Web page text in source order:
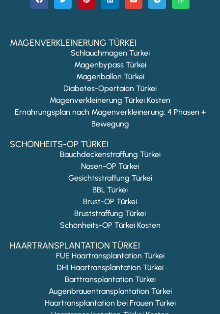
MAGENVERKLEINERUNG TÜRKEI
Schlauchmagen Türkei
Magenbypass Türkei
Magenballon Türkei
Diabetes-Opertaion Türkei
Magenverkleinerung Türkei Kosten
Ernährungsplan nach Magenverkleinerung: 4 Phasen +
Bewegung
SCHÖNHEITS-OP TÜRKEI
Bauchdeckenstraffung Türkei
Nasen-OP Türkei
Gesichtsstraffung Türkei
BBL Türkei
Brust-OP Türkei
Bruststraffung Türkei
Schönheits-OP Türkei Kosten
HAARTRANSPLANTATION TÜRKEI
FUE Haartransplantation Türkei
DHI Haartransplantation Türkei
Barttransplantation Türkei
Augenbrauentransplantation Türkei
Haartransplantation bei Frauen Türkei